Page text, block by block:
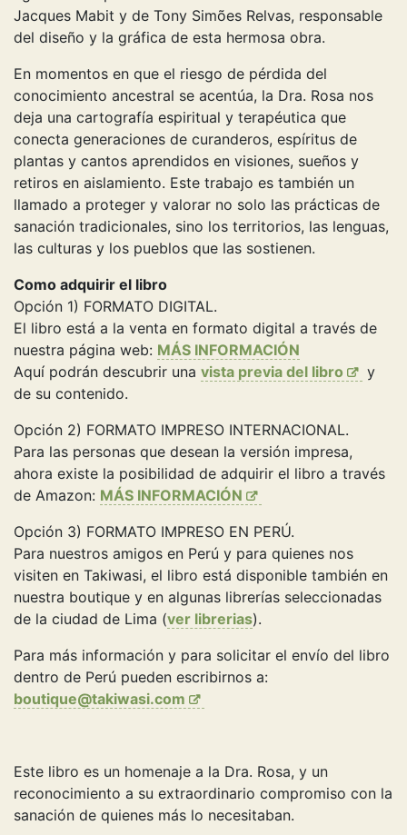
Jacques Mabit y de Tony Simões Relvas, responsable
del diseño y la gráfica de esta hermosa obra.
En momentos en que el riesgo de pérdida del
conocimiento ancestral se acentúa, la Dra. Rosa nos
deja una cartografía espiritual y terapéutica que
conecta generaciones de curanderos, espíritus de
plantas y cantos aprendidos en visiones, sueños y
retiros en aislamiento. Este trabajo es también un
llamado a proteger y valorar no solo las prácticas de
sanación tradicionales, sino los territorios, las lenguas,
las culturas y los pueblos que las sostienen.
Como adquirir el libro
Opción 1) FORMATO DIGITAL.
El libro está a la venta en formato digital a través de
nuestra página web: MÁS INFORMACIÓN
Aquí podrán descubrir una vista previa del libro
y
de su contenido.
Opción 2) FORMATO IMPRESO INTERNACIONAL.
Para las personas que desean la versión impresa,
ahora existe la posibilidad de adquirir el libro a través
de Amazon: MÁS INFORMACIÓN
Opción 3) FORMATO IMPRESO EN PERÚ.
Para nuestros amigos en Perú y para quienes nos
visiten en Takiwasi, el libro está disponible también en
nuestra boutique y en algunas librerías seleccionadas
de la ciudad de Lima (ver librerias).
Para más información y para solicitar el envío del libro
dentro de Perú pueden escribirnos a:
boutique@takiwasi.com
Este libro es un homenaje a la Dra. Rosa, y un
reconocimiento a su extraordinario compromiso con la
sanación de quienes más lo necesitaban.